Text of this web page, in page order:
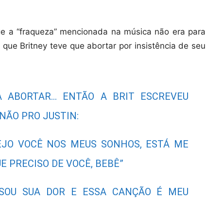
a “fraqueza” mencionada na música não era para
Britney teve que abortar por insistência de seu
ABORTAR… ENTÃO A BRIT ESCREVEU
PRO JUSTIN:
VOCÊ NOS MEUS SONHOS, ESTÁ ME
PRECISO DE VOCÊ, BEBÊ”
SUA DOR E ESSA CANÇÃO É MEU